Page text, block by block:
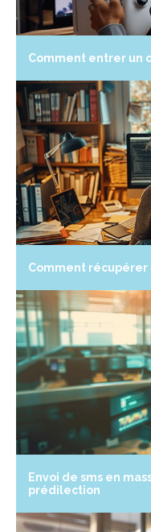
Comment entrer un
Comment récupérer
Envoi de sms en
prédilection